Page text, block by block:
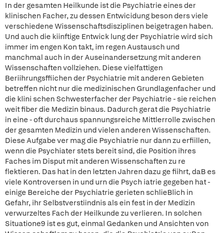
In der gesamten Heilkunde ist die Psychiatrie eines der
klinischen Facher, zu dessen Entwicidung beson ders viele
verschiedene Wissenschaftsdisziplinen beigetragen haben.
Und auch die kiinftige Entwick lung der Psychiatrie wird sich
immer im engen Kon takt, im regen Austausch und
manchmal auch in der Auseinandersetzung mit anderen
Wissenschaften vollziehen. Diese vielfattigen
Beriihrungsffiichen der Psychiatrie mit anderen Gebieten
betreffen nicht nur die medizinischen Grundlagenfacher und
die klini schen Schwesterfacher der Psychiatrie - sie reichen
weit fiber die Medizin binaus. Dadurch gerat die Psychiatrie
in eine - oft durchaus spannungsreiche Mittlerrolle zwischen
der gesamten Medizin und vielen anderen Wissenschaften.
Diese Aufgabe ver mag die Psychiatrie nur dann zu erfiillen,
wenn die Psychiater stets bereit sind, die Position ihres
Faches im Disput mit anderen Wissenschaften zu re
flektieren. Das hat in den letzten Jahren dazu ge fiihrt, daB es
viele Kontroversen in und urn die Psych iatrie gegeben hat -
einige Bereiche der Psychiatrie gerieten schlieBlich in
Gefahr, ihr Selbstverstiindnis als ein fest in der Medizin
verwurzeltes Fach der Heilkunde zu verlieren. In solchen
Situatione9 ist es gut, einmal Gedanken und Ansichten von